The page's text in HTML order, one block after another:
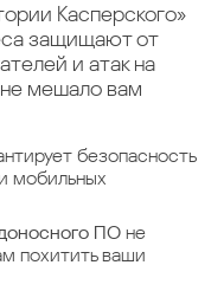
Касперского»
защищают от
и атак на
мешало вам
безопасность
мобильных
ПО не
похитить ваши